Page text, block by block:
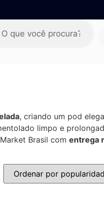
, criando um pod
limpo e
Brasil com entrega